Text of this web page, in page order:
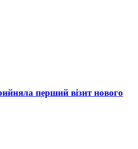
перший візит нового